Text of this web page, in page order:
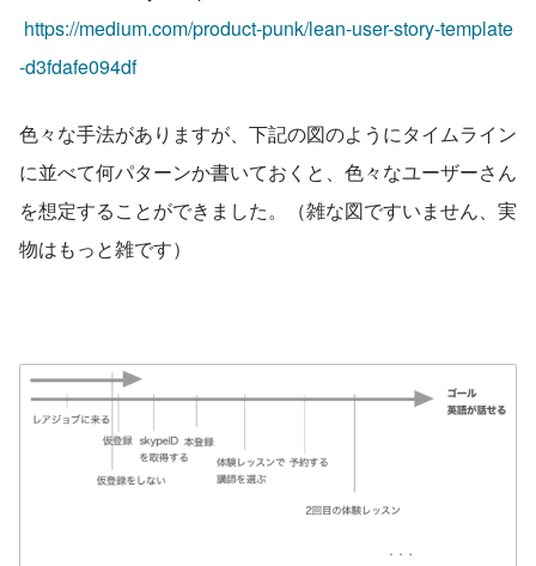
https://medium.com/product-punk/lean-user-story-template
-d3fdafe094df
色々な手法がありますが、下記の図のようにタイムライン
に並べて何パターンか書いておくと、色々なユーザーさん
を想定することができました。（雑な図ですいません、実
物はもっと雑です）